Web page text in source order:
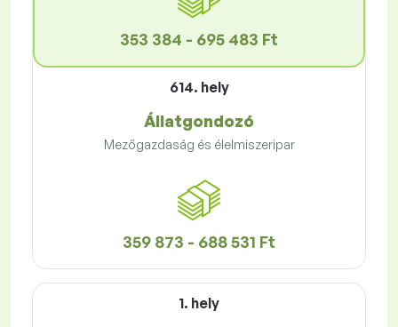
353 384 - 695 483 Ft
614. hely
Állatgondozó
Mezőgazdaság és élelmiszeripar
359 873 - 688 531 Ft
1. hely